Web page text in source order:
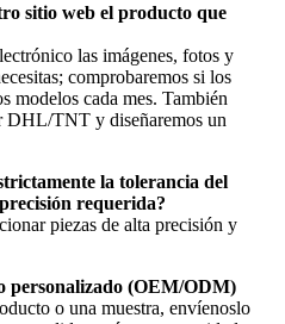
sitio web el producto que
las imágenes, fotos y
comprobaremos si los
modelos cada mes. También
DHL/TNT y diseñaremos un
la tolerancia del
requerida?
piezas de alta precisión y
personalizado (OEM/ODM)
o una muestra, envíenoslo